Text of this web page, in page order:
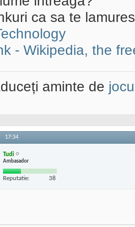
ca sa te
- Wikipedia, the
aminte de
17:34
Tudi
Ambasador
Reputatie: 38